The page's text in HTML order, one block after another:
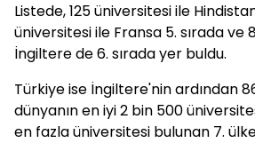
Listede, 125 üniversitesi ile
üniversitesi ile Fransa 5. sırada ve
İngiltere de 6. sırada yer buldu.
Türkiye ise İngiltere'nin ardından
dünyanın en iyi 2 bin 500
en fazla üniversitesi bulunan 7.